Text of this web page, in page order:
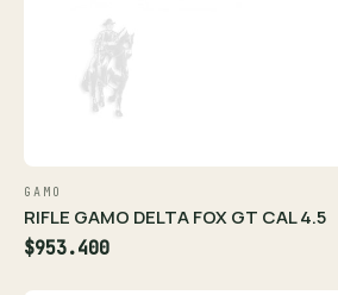
GAMO
RIFLE GAMO DELTA FOX GT CAL 4.5
$953.400